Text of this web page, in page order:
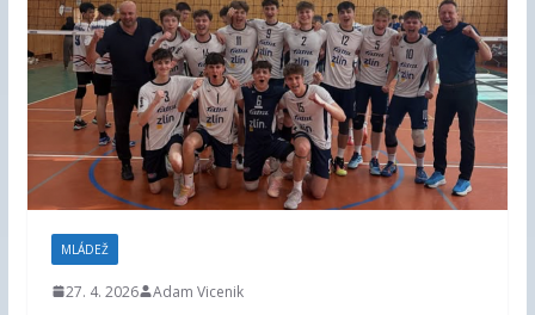
MLÁDEŽ
27. 4. 2026 Adam Vicenik